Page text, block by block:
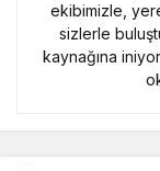
ekibimizle,
sizlerle
kaynağına